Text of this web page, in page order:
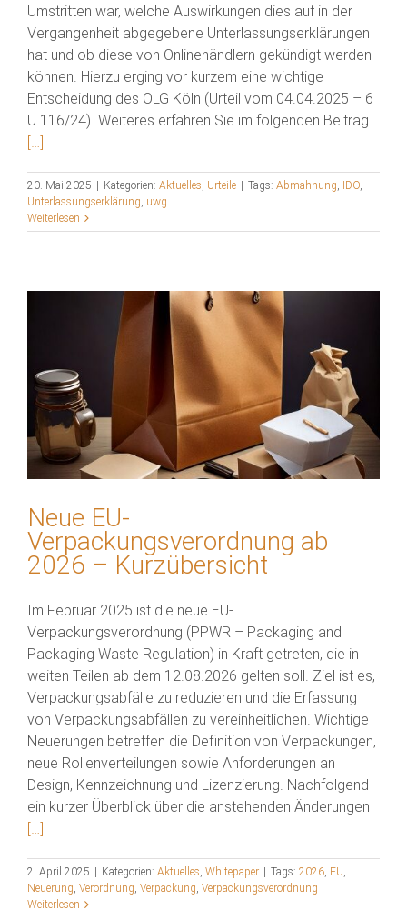
Umstritten war, welche Auswirkungen dies auf in der
Vergangenheit abgegebene Unterlassungserklärungen
hat und ob diese von Onlinehändlern gekündigt werden
können. Hierzu erging vor kurzem eine wichtige
Entscheidung des OLG Köln (Urteil vom 04.04.2025 – 6
U 116/24). Weiteres erfahren Sie im folgenden Beitrag.
[…]
20. Mai 2025 Kategorien: Aktuelles, Urteile Tags: Abmahnung, IDO,
Unterlassungserklärung, uwg
Weiterlesen
Neue EU-
Verpackungsverordnung ab
2026 – Kurzübersicht
Im Februar 2025 ist die neue EU-
Verpackungsverordnung (PPWR – Packaging and
Packaging Waste Regulation) in Kraft getreten, die in
weiten Teilen ab dem 12.08.2026 gelten soll. Ziel ist es,
Verpackungsabfälle zu reduzieren und die Erfassung
von Verpackungsabfällen zu vereinheitlichen. Wichtige
Neuerungen betreffen die Definition von Verpackungen,
neue Rollenverteilungen sowie Anforderungen an
Design, Kennzeichnung und Lizenzierung. Nachfolgend
ein kurzer Überblick über die anstehenden Änderungen
[…]
2. April 2025 | Kategorien: Aktuelles Whitepaper | Tags: 2026 EU
Neuerung Verordnung Verpackung Verpackungsverordnung
Weiterlesen